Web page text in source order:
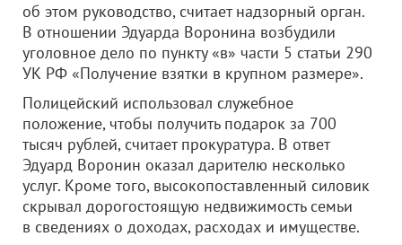
об этом руководство, считает надзорный орган.
В отношении Эдуарда Воронина возбудили
уголовное дело по пункту «в» части 5 статьи 290
УК РФ «Получение взятки в крупном размере».
Полицейский использовал служебное
положение, чтобы получить подарок за 700
тысяч рублей, считает прокуратура. В ответ
Эдуард Воронин оказал дарителю несколько
услуг. Кроме того, высокопоставленный силовик
скрывал дорогостоящую недвижимость семьи
в сведениях о доходах, расходах и имуществе.